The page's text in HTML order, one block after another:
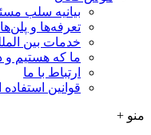
بیانیه سلب
تعرفه‌ها و
خدمات بین
ما که هستیم
ارتباط با ما
قوانین
منو +